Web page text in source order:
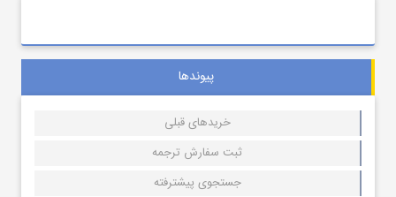
پیوندها
خریدهای قبلی
ثبت سفارش ترجمه
جستجوی پیشترفته